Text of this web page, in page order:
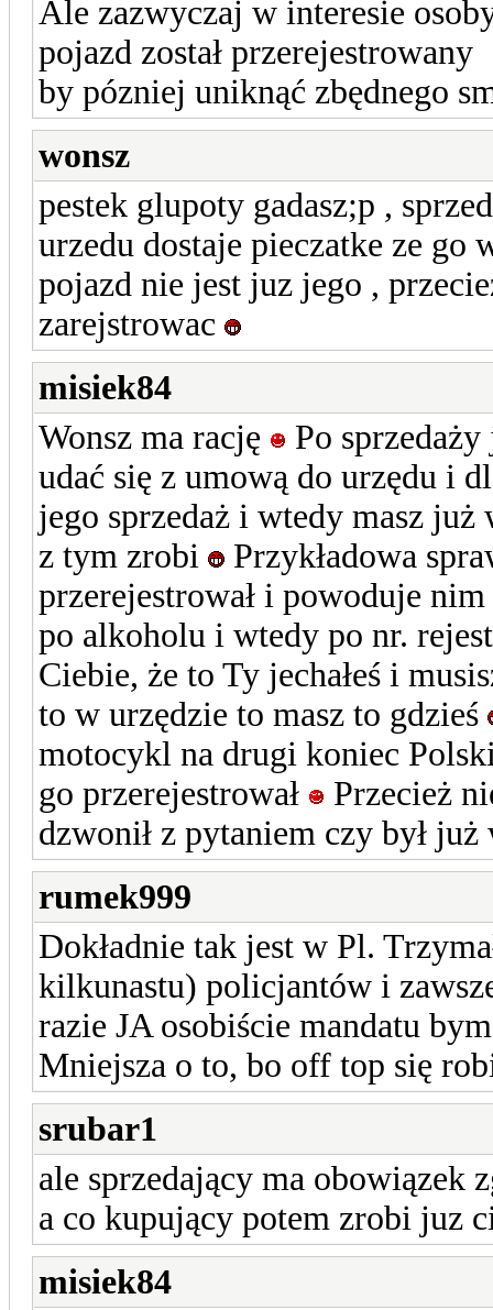
Ale zazwyczaj w interesie
pojazd został przerejestrowany
by pózniej uniknąć zbędnego
wonsz
pestek glupoty gadasz;p ,
urzedu dostaje pieczatke ze
pojazd nie jest juz jego ,
zarejstrowac
misiek84
Wonsz ma rację
Po
udać się z umową do urzędu i
jego sprzedaż i wtedy masz już
z tym zrobi
Przykładowa
przerejestrował i powoduje
po alkoholu i wtedy po nr.
Ciebie, że to Ty jechałeś i
to w urzędzie to masz to gdzieś
motocykl na drugi koniec
go przerejestrował
Przecież
dzwonił z pytaniem czy był
rumek999
Dokładnie tak jest w Pl.
kilkunastu) policjantów i
razie JA osobiście mandatu
Mniejsza o to, bo off top się
srubar1
ale sprzedający ma obowiązek
a co kupujący potem zrobi juz
misiek84